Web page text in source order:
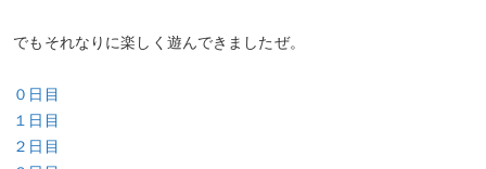
でもそれなりに楽しく遊んできましたぜ。
０日目
１日目
２日目